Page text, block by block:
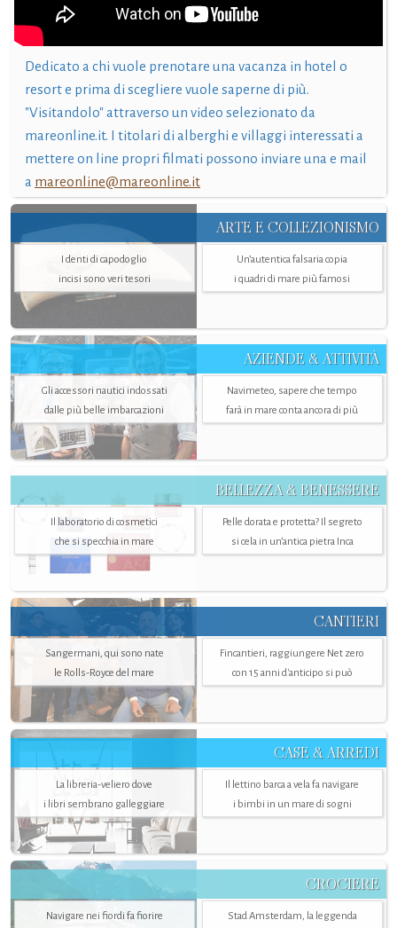
Dedicato a chi vuole prenotare una vacanza in hotel o
resort e prima di scegliere vuole saperne di più.
"Visitandolo" attraverso un video selezionato da
mareonline.it. I titolari di alberghi e villaggi interessati a
mettere on line propri filmati possono inviare una e mail
a mareonline@mareonline.it
ARTE E COLLEZIONISMO
I denti di capodoglio
incisi sono veri tesori
Un’autentica falsaria copia
i quadri di mare più famosi
AZIENDE & ATTIVITÀ
Gli accessori nautici indossati
dalle più belle imbarcazioni
Navimeteo, sapere che tempo
farà in mare conta ancora di più
BELLEZZA & BENESSERE
Il laboratorio di cosmetici
che si specchia in mare
Pelle dorata e protetta? Il segreto
si cela in un’antica pietra Inca
CANTIERI
Sangermani, qui sono nate
le Rolls-Royce del mare
Fincantieri, raggiungere Net zero
con 15 anni d'anticipo si può
CASE & ARREDI
La libreria-veliero dove
i libri sembrano galleggiare
Il lettino barca a vela fa navigare
i bimbi in un mare di sogni
CROCIERE
Navigare nei fiordi fa fiorire
Stad Amsterdam, la leggenda